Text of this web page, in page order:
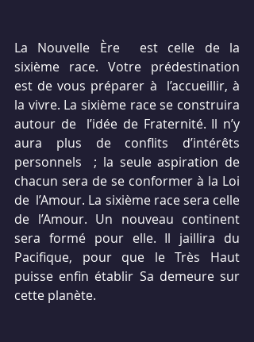
La Nouvelle Ère  est celle de la
sixième race. Votre prédestination
est de vous préparer à  l’accueillir, à
la vivre. La sixième race se construira
autour de  l’idée de Fraternité. Il n’y
aura plus de conflits d’intérêts
personnels  ; la seule aspiration de
chacun sera de se conformer à la Loi
de  l’Amour. La sixième race sera celle
de l’Amour. Un nouveau continent
sera formé pour elle. Il jaillira du
Pacifique, pour que le Très Haut
puisse enfin établir Sa demeure sur
cette planète.